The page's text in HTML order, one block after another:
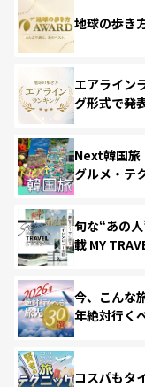
地球の歩き
エアライン
グ形式で発
Next韓国旅
グルメ・テ
旬な“あの
載 MY
今、こんな
年絶対行く
コスパもタ